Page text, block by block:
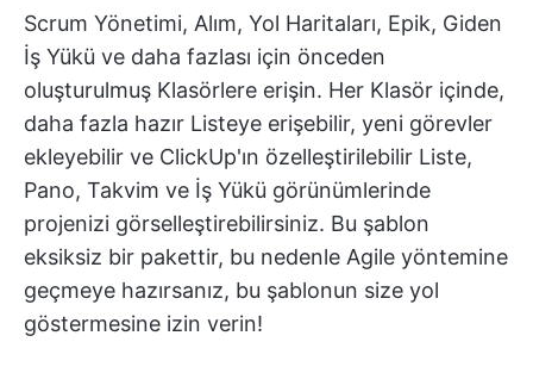
Scrum Yönetimi, Alım, Yol Haritaları, Epik, Giden
İş Yükü ve daha fazlası için önceden
oluşturulmuş Klasörlere erişin. Her Klasör içinde,
daha fazla hazır Listeye erişebilir, yeni görevler
ekleyebilir ve ClickUp'ın özelleştirilebilir Liste,
Pano, Takvim ve İş Yükü görünümlerinde
projenizi görselleştirebilirsiniz. Bu şablon
eksiksiz bir pakettir, bu nedenle Agile yöntemine
geçmeye hazırsanız, bu şablonun size yol
göstermesine izin verin!